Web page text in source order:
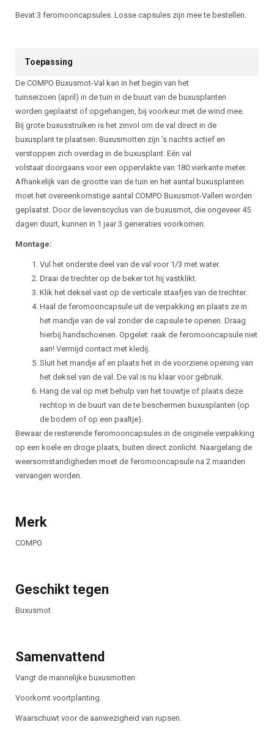
Bevat 3 feromooncapsules. Losse capsules zijn mee te bestellen.
Toepassing
De COMPO Buxusmot-Val kan in het begin van het
tuinseizoen (april) in de tuin in de buurt van de buxusplanten
worden geplaatst of opgehangen, bij voorkeur met de wind mee.
Bij grote buxusstruiken is het zinvol om de val direct in de
buxusplant te plaatsen. Buxusmotten zijn ’s nachts actief en
verstoppen zich overdag in de buxusplant. Eén val
volstaat doorgaans voor een oppervlakte van 180 vierkante meter.
Afhankelijk van de grootte van de tuin en het aantal buxusplanten
moet het overeenkomstige aantal COMPO Buxusmot-Vallen worden
geplaatst. Door de levenscyclus van de buxusmot, die ongeveer 45
dagen duurt, kunnen in 1 jaar 3 generaties voorkomen.
Montage:
Vul het onderste deel van de val voor 1/3 met water.
Draai de trechter op de beker tot hij vastklikt.
Klik het deksel vast op de verticale staafjes van de trechter.
Haal de feromooncapsule uit de verpakking en plaats ze in
het mandje van de val zonder de capsule te openen. Draag
hierbij handschoenen. Opgelet: raak de feromooncapsule niet
aan! Vermijd contact met kledij.
Sluit het mandje af en plaats het in de voorziene opening van
het deksel van de val. De val is nu klaar voor gebruik.
Hang de val op met behulp van het touwtje of plaats deze
rechtop in de buurt van de te beschermen buxusplanten (op
de bodem of op een paaltje).
Bewaar de resterende feromooncapsules in de originele verpakking
op een koele en droge plaats, buiten direct zonlicht. Naargelang de
weersomstandigheden moet de feromooncapsule na 2 maanden
vervangen worden.
Merk
COMPO
Geschikt tegen
Buxusmot
Samenvattend
Vangt de mannelijke buxusmotten.
Voorkomt voortplanting.
Waarschuwt voor de aanwezigheid van rupsen.